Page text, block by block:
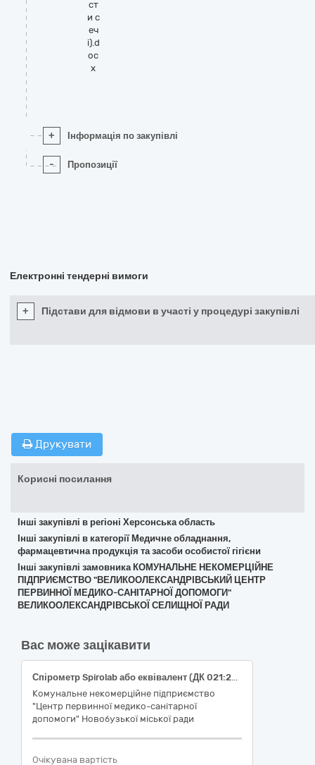
ст
и с
еч
і).d
oc
x
+ Інформація по закупівлі
- Пропозиції
Електронні тендерні вимоги
+ Підстави для відмови в участі у процедурі закупівлі
Друкувати
Корисні посилання
Інші закупівлі в регіоні Херсонська область
Інші закупівлі в категорії Медичне обладнання,
фармацевтична продукція та засоби особистої гігієни
Інші закупівлі замовника КОМУНАЛЬНЕ НЕКОМЕРЦІЙНЕ
ПІДПРИЄМСТВО "ВЕЛИКООЛЕКСАНДРІВСЬКИЙ ЦЕНТР
ПЕРВИННОЇ МЕДИКО-САНІТАРНОЇ ДОПОМОГИ"
ВЕЛИКООЛЕКСАНДРІВСЬКОЇ СЕЛИЩНОЇ РАДИ
Вас може зацікавити
Спірометр Spirolab або еквівалент (ДК 021:2015: 33120000-7 «Системи реєстрації медичної інформації та дослідне обладнання»)
Комунальне некомерційне підприємство
"Центр первинної медико-санітарної
допомоги" Новобузької міської ради
Очікувана вартість